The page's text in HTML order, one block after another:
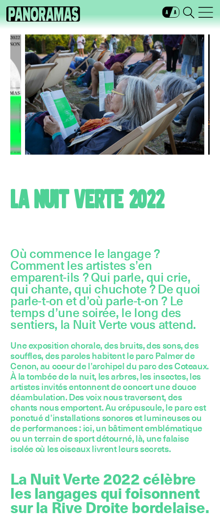
LA NUIT VERTE 2022
Où commence le langage ?
Comment les artistes s’en
emparent-ils ? Qui parle, qui crie,
qui chante, qui chuchote ? De quoi
parle-t-on et d’où parle-t-on ? Le
temps d’une soirée, le long des
sentiers, la Nuit Verte vous attend.
Une exposition chorale, des bruits, des sons, des
souffles, des paroles habitent le parc Palmer de
Cenon, au coeur de l’archipel du parc des Coteaux.
À la tombée de la nuit, les arbres, les insectes, les
artistes invités entonnent de concert une douce
déambulation. Des voix nous traversent, des
chants nous emportent. Au crépuscule, le parc est
ponctué d’installations sonores et lumineuses ou
de performances : ici, un bâtiment emblématique
ou un terrain de sport détourné, là, une falaise
isolée où les oiseaux livrent leurs secrets.
La Nuit Verte 2022 célèbre
les langages qui foisonnent
sur la Rive Droite bordelaise.